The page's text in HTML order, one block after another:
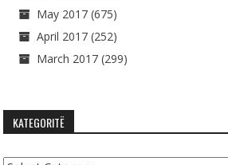
May 2017 (675)
April 2017 (252)
March 2017 (299)
KATEGORITË